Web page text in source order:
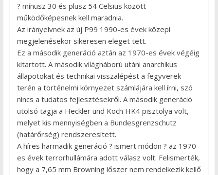
? mínusz 30 és plusz 54 Celsius között
működőképesnek kell maradnia.
Az irányelvnek az új P99 1990-es évek közepi
megjelenésekor sikeresen eleget tett.
Ez a második generáció aztán az 1970-es évek végéig
kitartott. A második világháború utáni anarchikus
állapotokat és technikai visszalépést a fegyverek
terén a történelmi környezet számlájára kell írni, szó
nincs a tudatos fejlesztésekről. A második generáció
utolsó tagja a Heckler und Koch HK4 pisztolya volt,
melyet kis mennyiségben a Bundesgrenzschutz
(határőrség) rendszeresített.
A híres harmadik generáció ? ismert módon ? az 1970-
es évek terrorhullámára adott válasz volt. Felismerték,
hogy a 7,65 mm Browning lőszer nem rendelkezik kellő